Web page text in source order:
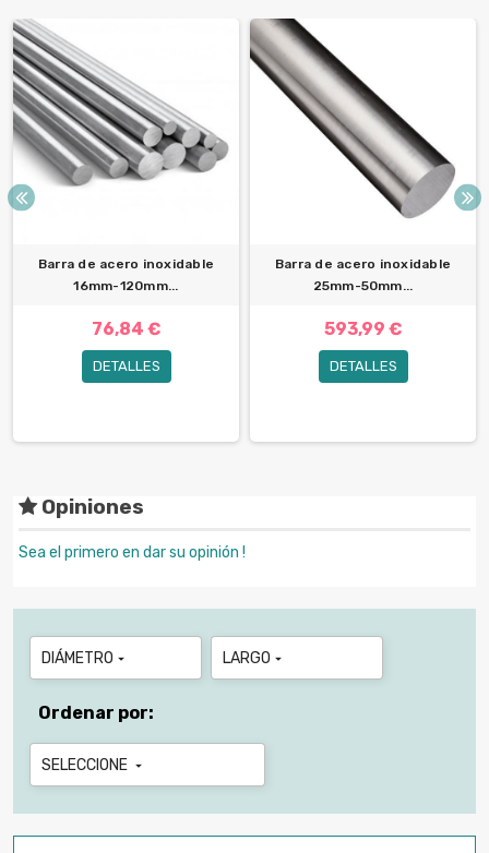
Barra de acero inoxidable
16mm-120mm...
76,84 €
DETALLES
Barra de acero inoxidable
25mm-50mm...
593,99 €
DETALLES
Opiniones
Sea el primero en dar su opinión !
DIÁMETRO  LARGO 
Ordenar por:
SELECCIONE 